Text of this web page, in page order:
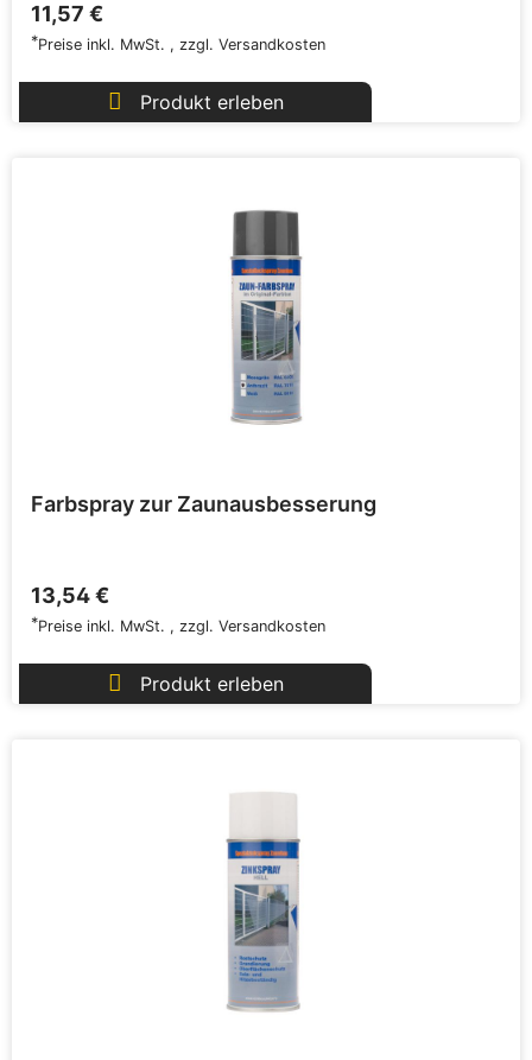
11,57 €
*Preise inkl. MwSt. , zzgl. Versandkosten
Produkt erleben
Farbspray zur Zaunausbesserung
13,54 €
*Preise inkl. MwSt. , zzgl. Versandkosten
Produkt erleben